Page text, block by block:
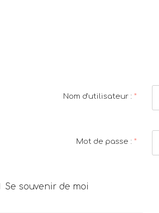
Nom d'utilisateur : *
Mot de passe : *
Se souvenir de moi